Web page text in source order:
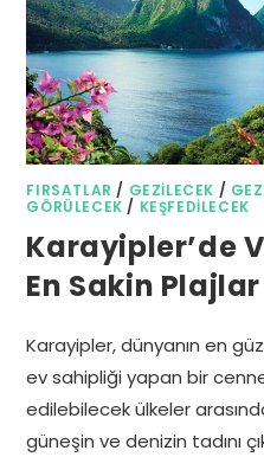
FIRSATLAR / GEZILECEK /
GÖRÜLECEK / KEŞFEDILECEK
Karayipler’de
En Sakin Plajlar
Karayipler, dünyanın en
ev sahipliği yapan bir
edilebilecek ülkeler
güneşin ve denizin tadını